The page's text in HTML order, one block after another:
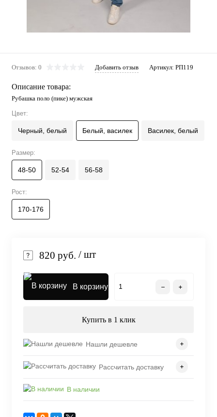
Отзывов: 0 Добавить отзыв Артикул: РП119
Описание товара:
Рубашка поло (пике) мужская
Цвет:
Черный, белый Белый, василек Василек, белый
Размер:
48-50 52-54 56-58
Рост:
170-176
820 руб. / шт
В корзину
Купить в 1 клик
Нашли дешевле
Рассчитать доставку
В наличии